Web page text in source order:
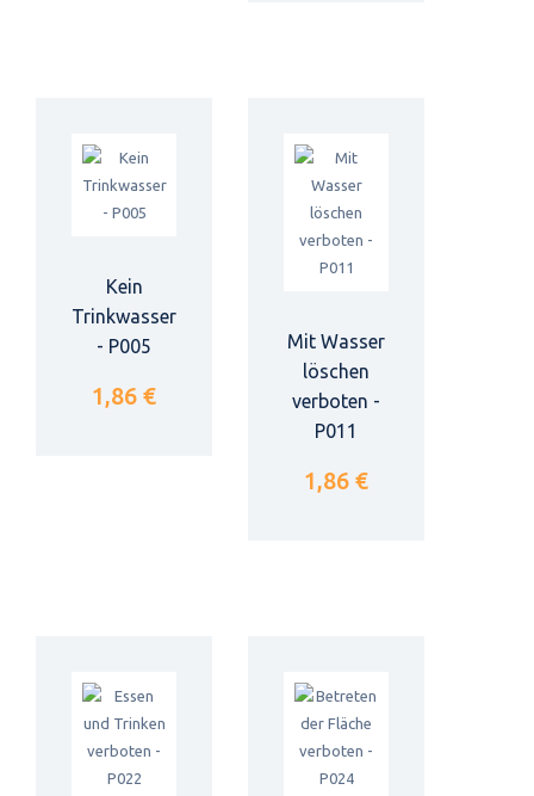
Kein
Trinkwasser
- P005
1,86 €
Mit Wasser
löschen
verboten -
P011
1,86 €